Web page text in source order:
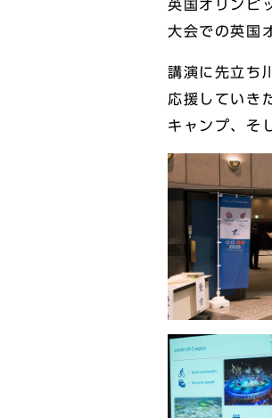
英国オリンピ
大会での英国
講演に先立ち
応援していき
キャンプ、そ